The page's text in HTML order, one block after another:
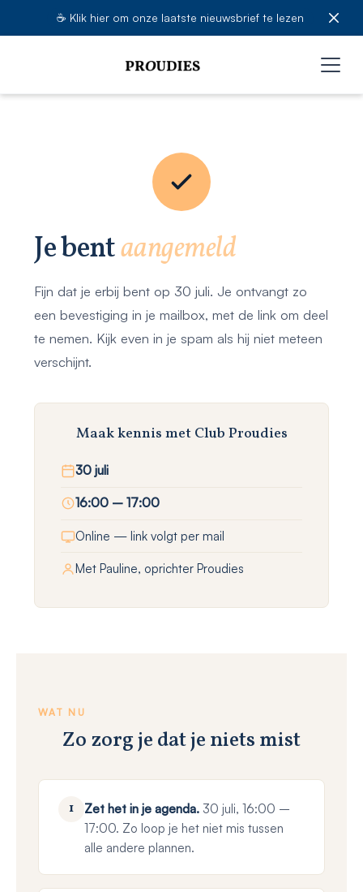
☕️ Klik hier om onze laatste nieuwsbrief te lezen
Je bentaangemeld
Fijn dat je erbij bent op 30 juli. Je ontvangt zo
een bevestiging in je mailbox, met de link om deel
te nemen. Kijk even in je spam als hij niet meteen
verschijnt.
Maak kennis met Club Proudies
30 juli
16:00 – 17:00
Online — link volgt per mail
Met Pauline, oprichter Proudies
WAT NU
Zo zorg je dat je niets mist
1 Zet het in je agenda.30 juli, 16:00 –
17:00. Zo loop je het niet mis tussen
alle andere plannen.